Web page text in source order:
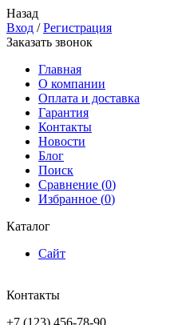
Назад
Вход /Регистрация
Заказать звонок
Главная
О компании
Оплата и доставка
Гарантия
Контакты
Новости
Блог
Поиск
Сравнение (0)
Избранное (0)
Каталог
Сайт
Контакты
+7 (123) 456-78-90